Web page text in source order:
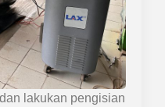
lakukan pengisian